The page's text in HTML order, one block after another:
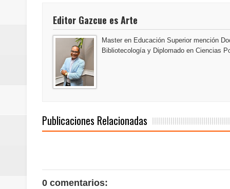
Domingo
Doctor Leonardo Aguilera
Banreservas y sus filiales
Banreservas inaugura oficina
Antisoborno certificado
Editor Gazcue es Arte
Master en Educación Superior mención
Bibliotecología y Diplomado en Ciencias
Publicaciones Relacionadas
0 comentarios: